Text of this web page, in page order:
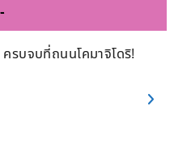
รบจบที่ถนนโคมาจิโดริ!